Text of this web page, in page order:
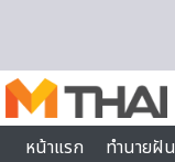
หน้าแรก
ทำนายฝัน